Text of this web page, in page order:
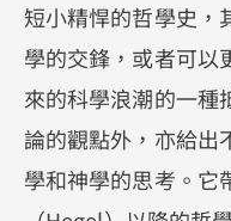
短小精悍的哲學史，
學的交鋒，或者可以
來的科學浪潮的一種
論的觀點外，亦給出
學和神學的思考。它